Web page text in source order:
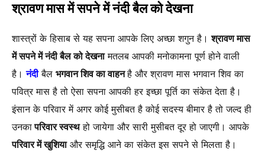
श्रावण मास में सपने में नंदी बैल को देखना
शास्त्रों के हिसाब से यह सपना आपके लिए अच्छा शगुन है।श्रावण मास
में सपने में नंदी बैल को देखनामतलब आपकी मनोकामना पूर्ण होने वाली
है।नंदीबैल भगवान शिव का वाहनहै और श्रावण मास भगवान शिव का
पवित्र मास है तो ऐसा सपना आपकी हर इच्छा पूर्ति का संकेत देता है।
इंसान के परिवार में अगर कोई मुसीबत है कोई सदस्य बीमार है तो जल्द ही
उनकापरिवार स्वस्थहो जायेगा और सारी मुसीबत दूर हो जाएगी। आपके
परिवार में खुशियाऔर समृद्धि आने का संकेत इस सपने से मिलता है।